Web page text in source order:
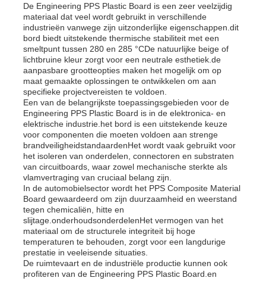
De Engineering PPS Plastic Board is een zeer veelzijdig
materiaal dat veel wordt gebruikt in verschillende
industrieën vanwege zijn uitzonderlijke eigenschappen.dit
bord biedt uitstekende thermische stabiliteit met een
smeltpunt tussen 280 en 285 °CDe natuurlijke beige of
lichtbruine kleur zorgt voor een neutrale esthetiek.de
aanpasbare grootteopties maken het mogelijk om op
maat gemaakte oplossingen te ontwikkelen om aan
specifieke projectvereisten te voldoen.
Een van de belangrijkste toepassingsgebieden voor de
Engineering PPS Plastic Board is in de elektronica- en
elektrische industrie.het bord is een uitstekende keuze
voor componenten die moeten voldoen aan strenge
brandveiligheidstandaardenHet wordt vaak gebruikt voor
het isoleren van onderdelen, connectoren en substraten
van circuitboards, waar zowel mechanische sterkte als
vlamvertraging van cruciaal belang zijn.
In de automobielsector wordt het PPS Composite Material
Board gewaardeerd om zijn duurzaamheid en weerstand
tegen chemicaliën, hitte en
slijtage.onderhoudsonderdelenHet vermogen van het
materiaal om de structurele integriteit bij hoge
temperaturen te behouden, zorgt voor een langdurige
prestatie in veeleisende situaties.
De ruimtevaart en de industriële productie kunnen ook
profiteren van de Engineering PPS Plastic Board.en